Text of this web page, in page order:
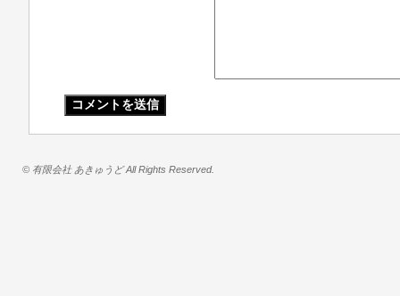
© 有限会社 あきゅうど All Rights Reserved.